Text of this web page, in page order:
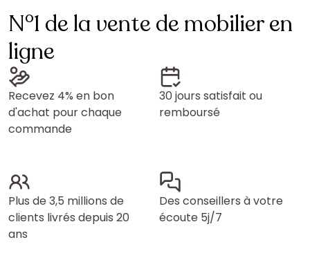
N°1 de la vente de mobilier en
ligne
Recevez 4% en bon
d'achat pour chaque
commande
30 jours satisfait ou
remboursé
Plus de 3,5 millions de
clients livrés depuis 20
ans
Des conseillers à votre
écoute 5j/7